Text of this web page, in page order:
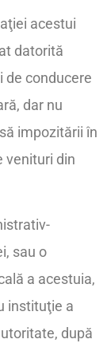
acestui
datorită
de conducere
dar nu
impozitării în
venituri din
sau o
a acestuia,
instituţie a
după